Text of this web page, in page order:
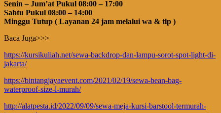
Senin – Jum’at Pukul 08:00 – 17:00
Sabtu Pukul 08:00 – 14:00
Minggu Tutup ( Layanan 24 jam melalui wa & tlp )
Baca Juga>>>
https://kursikuliah.net/sewa-backdrop-dan-lampu-sorot-spot-light-di-
jakarta/
https://bintangjayaevent.com/2021/02/19/sewa-bean-bag-
waterproof-size-l-murah/
http://alatpesta.id/2022/09/09/sewa-meja-kursi-barstool-termurah-